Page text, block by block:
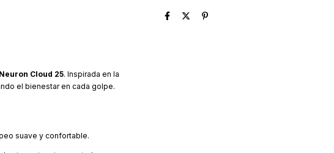
Cloud 25. Inspirada en la
el bienestar en cada golpe.
suave y confortable.